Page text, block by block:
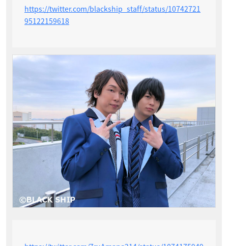
https://twitter.com/blackship_staff/status/10742721
95122159618